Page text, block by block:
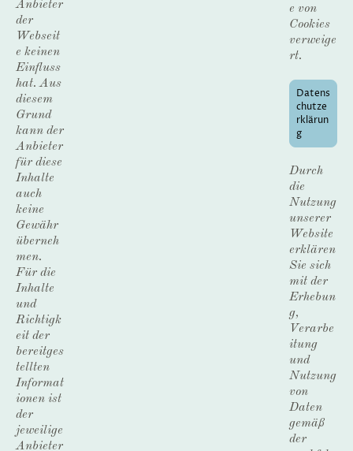
Anbieter
der
Webseit
e keinen
Einfluss
hat. Aus
diesem
Grund
kann der
Anbieter
für diese
Inhalte
auch
keine
Gewähr
überneh
men.
Für die
Inhalte
und
Richtigk
eit der
bereitges
tellten
Informat
ionen ist
der
jeweilige
Anbieter
e von
Cookies
verweige
rt.
Datens
chutze
rklärun
g
Durch
die
Nutzung
unserer
Website
erklären
Sie sich
mit der
Erhebun
g,
Verarbe
itung
und
Nutzung
von
Daten
gemäß
der